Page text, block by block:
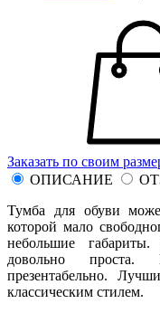
Заказать по своим
ОПИСАНИЕ
Тумба для обуви
которой мало
небольшие
довольно проста.
презентабельно.
классическим стилем.